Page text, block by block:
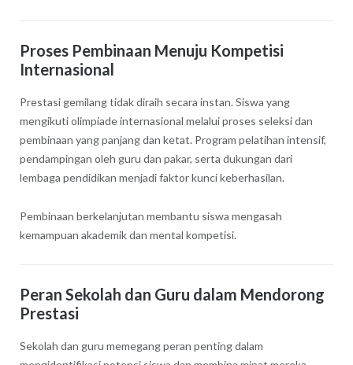
Proses Pembinaan Menuju Kompetisi
Internasional
Prestasi gemilang tidak diraih secara instan. Siswa yang
mengikuti olimpiade internasional melalui proses seleksi dan
pembinaan yang panjang dan ketat. Program pelatihan intensif,
pendampingan oleh guru dan pakar, serta dukungan dari
lembaga pendidikan menjadi faktor kunci keberhasilan.
Pembinaan berkelanjutan membantu siswa mengasah
kemampuan akademik dan mental kompetisi.
Peran Sekolah dan Guru dalam Mendorong
Prestasi
Sekolah dan guru memegang peran penting dalam